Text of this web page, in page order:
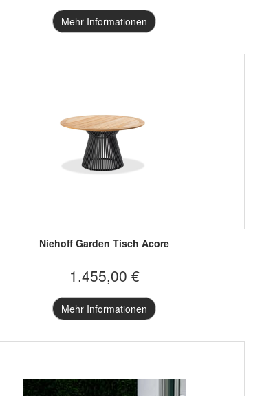
Mehr Informationen
Niehoff Garden Tisch Acore
1.455,00 €
Mehr Informationen